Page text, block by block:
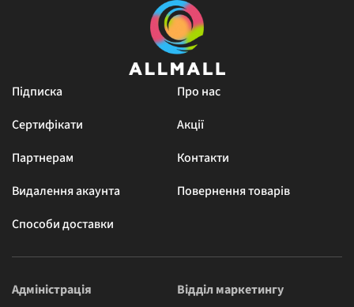
Підписка
Про нас
Сертифікати
Акції
Партнерам
Контакти
Видалення акаунта
Повернення товарів
Способи доставки
Адміністрація Відділ маркетингу